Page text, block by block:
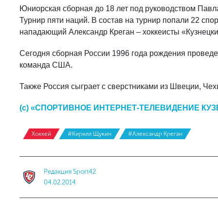
Юниорская сборная до 18 лет под руководством
Турнир пяти наций. В состав на турнир попали 22
нападающий Александр Креган – хоккеисты
Сегодня сборная России 1996 года рождения
команда США.
Также Россия сыграет с сверстниками из Швеции,
(с) «СПОРТИВНОЕ ИНТЕРНЕТ-ТЕЛЕВИДЕНИЕ
Хоккей #Кирилл Щукин #Александр Креган
Редакция Sport42
04.02.2014